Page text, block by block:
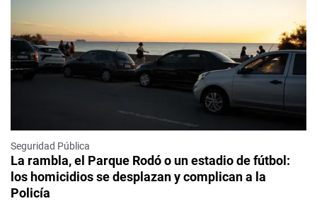
Seguridad Pública
La rambla, el Parque Rodó o un estadio de fútbol:
los homicidios se desplazan y complican a la
Policía